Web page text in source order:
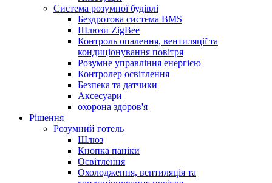
Система розумної будівлі
Бездротова система BMS
Шлюзи ZigBee
Контроль опалення, вентиляції та
кондиціонування повітря
Розумне управління енергією
Контролер освітлення
Безпека та датчики
Аксесуари
охорона здоров'я
Рішення
Розумний готель
Шлюз
Кнопка паніки
Освітлення
Охолодження, вентиляція та